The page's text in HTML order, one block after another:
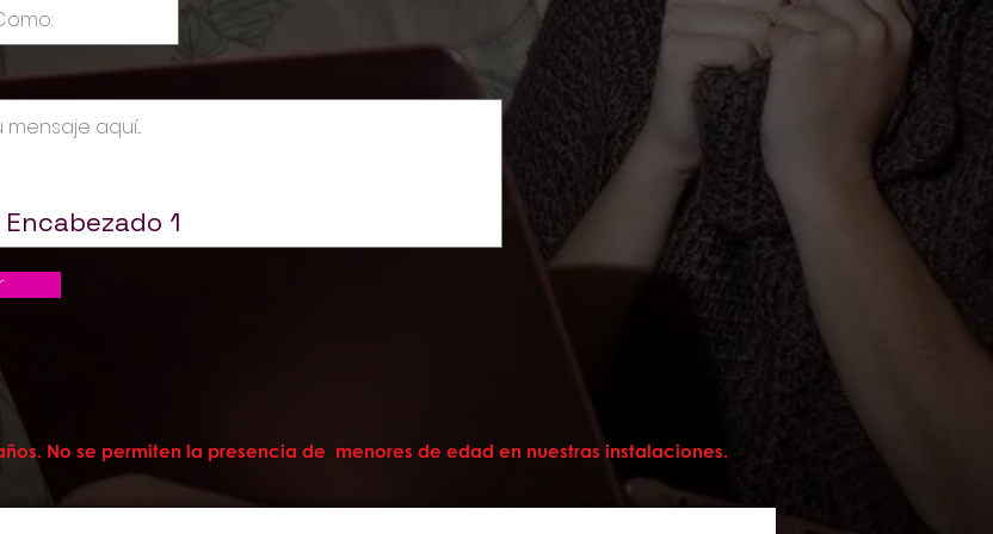
Encabezado 1
No se permiten la presencia de menores de edad en nuestras instalaciones.